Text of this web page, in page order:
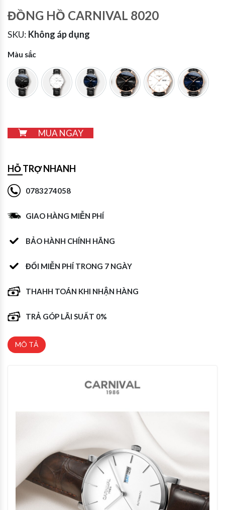
ĐỒNG HỒ CARNIVAL 8020
SKU: Không áp dụng
Màu sắc
G8020 đenG8020 trắngG8020 xanhĐEN TR XANH
MUA NGAY
HỖ TRỢ NHANH
0783274058
GIAO HÀNG MIỄN PHÍ
BẢO HÀNH CHÍNH HÃNG
ĐỔI MIỄN PHÍ TRONG 7 NGÀY
THAHH TOÁN KHI NHẬN HÀNG
TRẢ GÓP LÃI SUẤT 0%
MÔ TẢ